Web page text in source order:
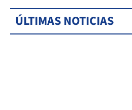
ÚLTIMAS NOTICIAS